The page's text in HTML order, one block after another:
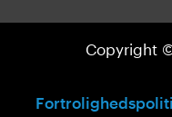
Copyright